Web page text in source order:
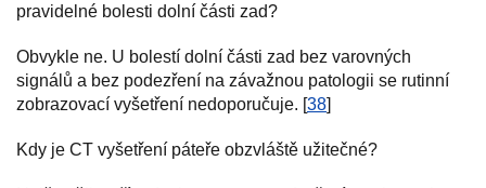
pravidelné bolesti dolní části zad?
Obvykle ne. U bolestí dolní části zad bez varovných
signálů a bez podezření na závažnou patologii se rutinní
zobrazovací vyšetření nedoporučuje. [38]
Kdy je CT vyšetření páteře obzvláště užitečné?